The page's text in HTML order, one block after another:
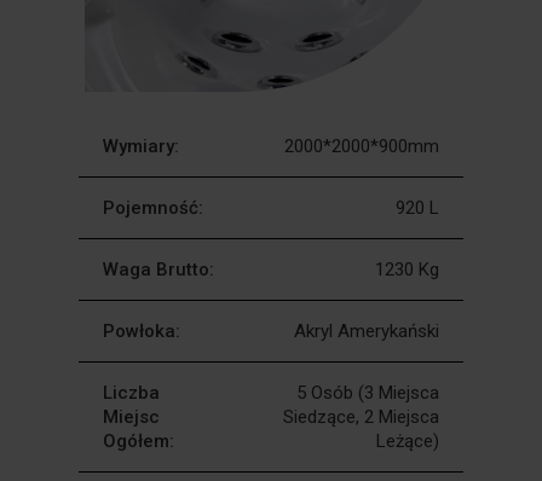
Wymiary: 2000*2000*900mm
Pojemność: 920 L
Waga Brutto: 1230 Kg
Powłoka: Akryl Amerykański
Liczba
Miejsc
Ogółem:
5 Osób (3 Miejsca
Siedzące, 2 Miejsca
Leżące)